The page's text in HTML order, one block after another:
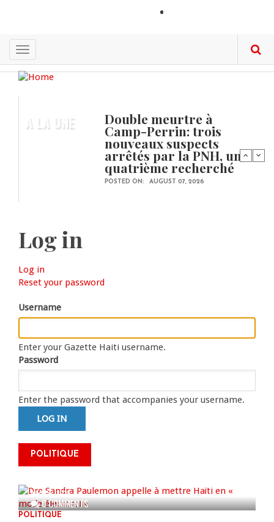
content
Toggle
navigation
A LA UNE Double meurtre à
Camp-Perrin: trois
nouveaux suspects
arrêtés par la PNH, un
quatrième recherché
POSTED ON: AUGUST 07, 2026
Log in
Primary
tabs
Log in
tab)
Reset your password
Username
Enter your Gazette Haiti username.
Password
Enter the password that accompanies your username.
POLITIQUE
0 COMMENTS
Dre Sandra Paulemon appelle à
mettre Haïti en « mode électoral
» à travers une vaste campagne
AUG 06, 2026
POLITIQUE